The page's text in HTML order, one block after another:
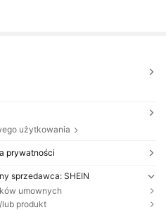
użytkowania
prywatności
sprzedawca: SHEIN
umownych
lub produkt